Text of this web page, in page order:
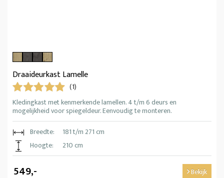
Draaideurkast Lamelle
(1)
Kledingkast met kenmerkende lamellen. 4 t/m 6 deurs en
mogelijkheid voor spiegeldeur. Eenvoudig te monteren.
Breedte:
181 t/m 271 cm
Hoogte:
210 cm
549,- Bekijk